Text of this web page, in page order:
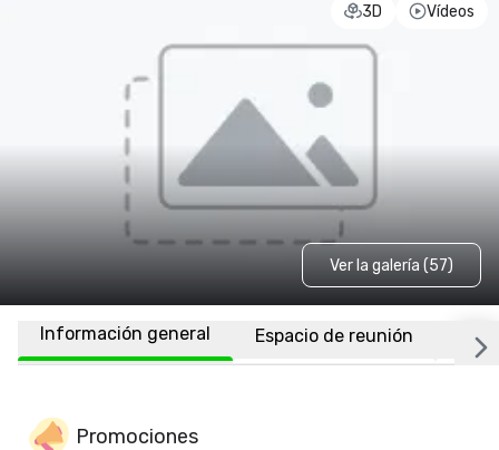
3D Vídeos
Ver la galería (57)
Información general Espacio de reunión
Promociones